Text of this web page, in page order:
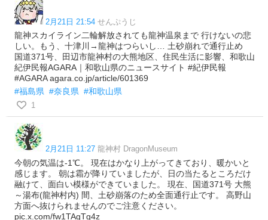
2月21日 21:54 せんぷうじ
龍神スカイライン二輪解放されても龍神温泉まで 行けないの悲
しい。もう、十津川→龍神はつらいし… 土砂崩れで通行止め
国道371号、田辺市龍神村の大熊地区、住民生活に影響、和歌山
紀伊民報AGARA｜和歌山県のニュースサイト #紀伊民報
#AGARA agara.co.jp/article/601369
#福島県 #奈良県 #和歌山県
1
2月21日 11:27 龍神村 DragonMuseum
今朝の気温は-1℃。 現在はかなり上がってきており、暖かいと
感じます。 朝は霜が降りていましたが、日の当たるところだけ
融けて、面白い模様ができていました。 現在、国道371号 大熊
～湯布(龍神村内) 間、土砂崩落のため全面通行止です。 高野山
方面へ抜けられませんのでご注意ください。
pic.x.com/fw1TAgTg4z